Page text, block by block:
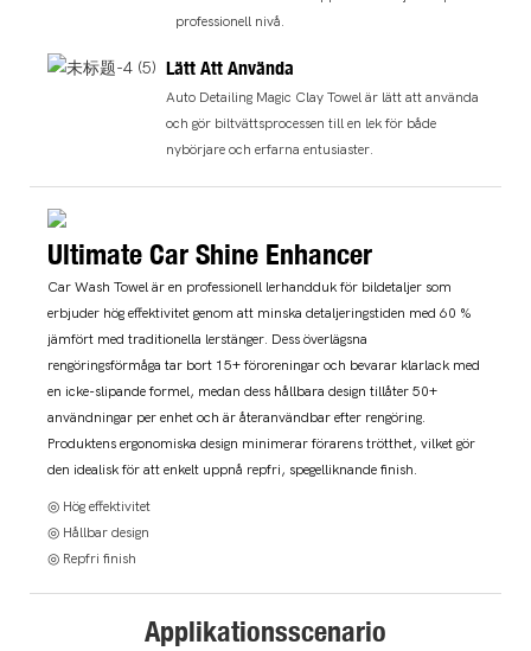
professionell nivå.
Lätt Att Använda
Auto Detailing Magic Clay Towel är lätt att använda
och gör biltvättsprocessen till en lek för både
nybörjare och erfarna entusiaster.
Ultimate Car Shine Enhancer
Car Wash Towel är en professionell lerhandduk för bildetaljer som
erbjuder hög effektivitet genom att minska detaljeringstiden med 60 %
jämfört med traditionella lerstänger. Dess överlägsna
rengöringsförmåga tar bort 15+ föroreningar och bevarar klarlack med
en icke-slipande formel, medan dess hållbara design tillåter 50+
användningar per enhet och är återanvändbar efter rengöring.
Produktens ergonomiska design minimerar förarens trötthet, vilket gör
den idealisk för att enkelt uppnå repfri, spegelliknande finish.
◎ Hög effektivitet
◎ Hållbar design
◎ Repfri finish
Applikationsscenario